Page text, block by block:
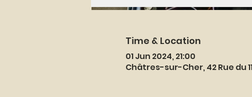
Time & Location
01 Jun 2024, 21:00
Châtres-sur-Cher, 42 Rue du